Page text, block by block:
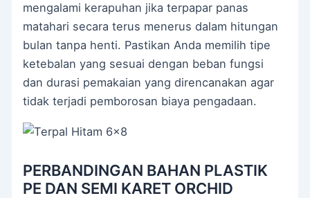
mengalami kerapuhan jika terpapar panas
matahari secara terus menerus dalam hitungan
bulan tanpa henti. Pastikan Anda memilih tipe
ketebalan yang sesuai dengan beban fungsi
dan durasi pemakaian yang direncanakan agar
tidak terjadi pemborosan biaya pengadaan.
PERBANDINGAN BAHAN PLASTIK
PE DAN SEMI KARET ORCHID